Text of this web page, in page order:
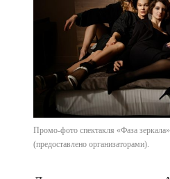
Промо-фото спектакля «Фаза
(предоставлено организаторами).